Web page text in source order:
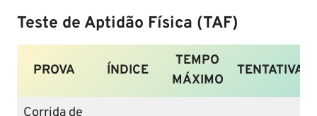
Teste de Aptidão Física (TAF)
PROVA ÍNDICE
TEMPO
MÁXIMO
TENTATIVAS